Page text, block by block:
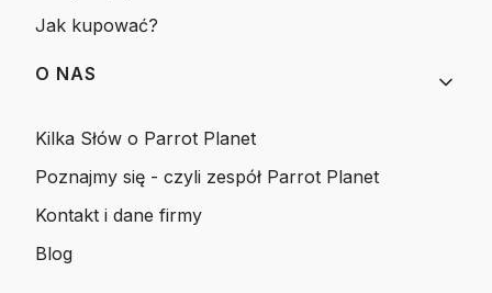
Jak kupować?
O NAS
Kilka Słów o Parrot Planet
Poznajmy się - czyli zespół Parrot Planet
Kontakt i dane firmy
Blog